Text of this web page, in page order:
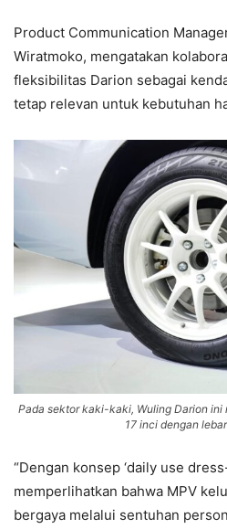
Product Communication
Wiratmoko, mengatakan
fleksibilitas Darion sebagai
tetap relevan untuk kebutuhan
Pada sektor kaki-kaki, Wuling Darion
17 inci dengan
“Dengan konsep ‘daily use
memperlihatkan bahwa MPV
bergaya melalui sentuhan